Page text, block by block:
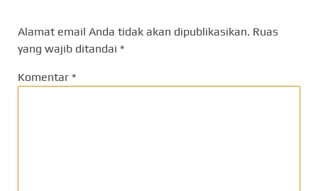
Alamat email Anda tidak akan dipublikasikan. Ruas
yang wajib ditandai *
Komentar *